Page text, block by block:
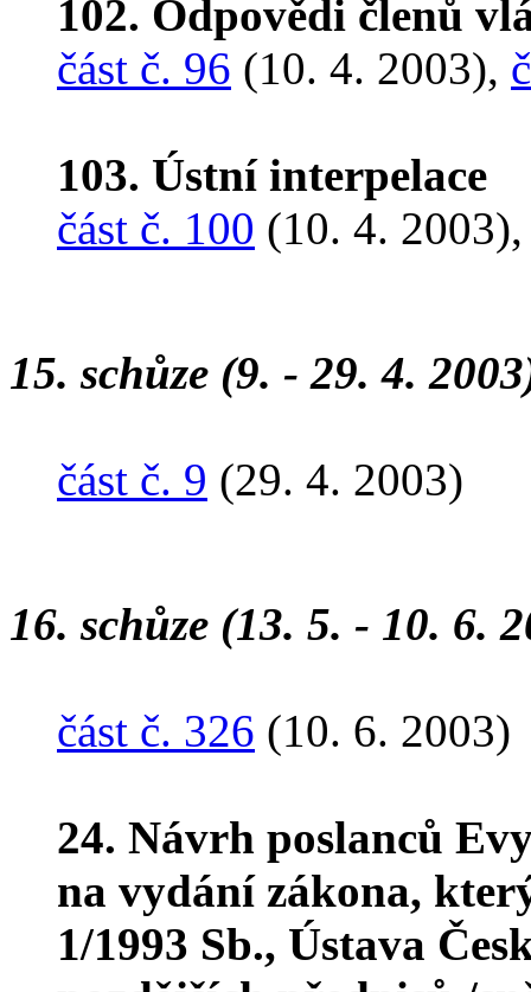
102. Odpovědi členů
část č. 96 (10. 4. 2003),
103. Ústní interpelace
část č. 100 (10. 4.
15. schůze (9. - 29. 4.
část č. 9 (29. 4. 2003)
16. schůze (13. 5. - 10. 6.
část č. 326 (10. 6. 2003)
24. Návrh poslanců
na vydání zákona,
1/1993 Sb., Ústava